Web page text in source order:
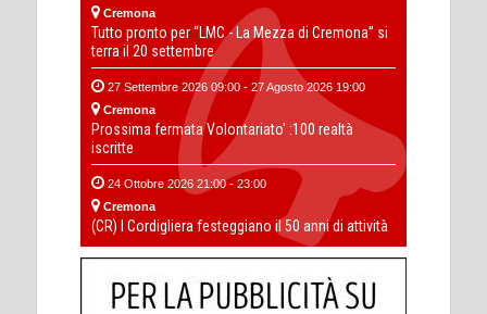
Cremona
Tutto pronto per “LMC - La Mezza di Cremona” si
terra il 20 settembre
27 Settembre 2026 09:00 - 27 Agosto 2026 19:00
Cremona
Prossima fermata Volontariato' :100 realtà
iscritte
24 Ottobre 2026 21:00 - 23:00
Cremona
(CR) I Cordigliera festeggiano il 50 anni di attività